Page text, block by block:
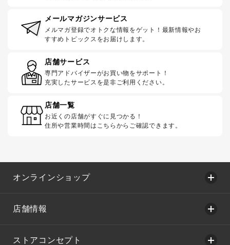
メールマガジンサービス
メルマガ登録でオトクな情報をゲット！最新情報やお
すすめトピックスをお届けします。
店舗サービス
専門アドバイザーがお買い物をサポート！
充実したサービスを是非ご利用ください。
店舗一覧
お近くの店舗がすぐに見つかる！
住所や営業時間はこちらからご確認できます。
オンラインショップ
店舗情報
ストアコンセプト